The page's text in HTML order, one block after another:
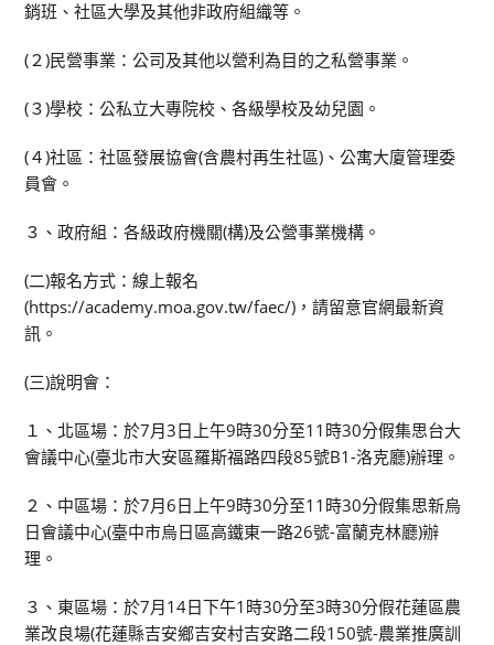
銷班、社區大學及其他非政府組織等。
(２)民營事業：公司及其他以營利為目的之私營事業。
(３)學校：公私立大專院校、各級學校及幼兒園。
(４)社區：社區發展協會(含農村再生社區)、公寓大廈管理委
員會。
３、政府組：各級政府機關(構)及公營事業機構。
(二)報名方式：線上報名
(https://academy.moa.gov.tw/faec/)，請留意官網最新資
訊。
(三)說明會：
１、北區場：於7月3日上午9時30分至11時30分假集思台大
會議中心(臺北市大安區羅斯福路四段85號B1-洛克廳)辦理。
２、中區場：於7月6日上午9時30分至11時30分假集思新烏
日會議中心(臺中市烏日區高鐵東一路26號-富蘭克林廳)辦
理。
３、東區場：於7月14日下午1時30分至3時30分假花蓮區農
業改良場(花蓮縣吉安鄉吉安村吉安路二段150號-農業推廣訓